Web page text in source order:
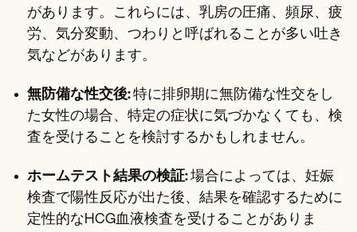
があります。これらには、乳房の圧痛、頻尿、疲
労、気分変動、つわりと呼ばれることが多い吐き
気などがあります。
無防備な性交後:特に排卵期に無防備な性交をし
た女性の場合、特定の症状に気づかなくても、検
査を受けることを検討するかもしれません。
ホームテスト結果の検証:場合によっては、妊娠
検査で陽性反応が出た後、結果を確認するために
定性的なHCG血液検査を受けることがありま